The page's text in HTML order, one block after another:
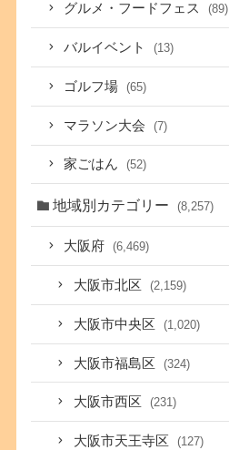
グルメ・フードフェス (89)
バルイベント (13)
ゴルフ場 (65)
マラソン大会 (7)
家ごはん (52)
地域別カテゴリー (8,257)
大阪府 (6,469)
大阪市北区 (2,159)
大阪市中央区 (1,020)
大阪市福島区 (324)
大阪市西区 (231)
大阪市天王寺区 (127)